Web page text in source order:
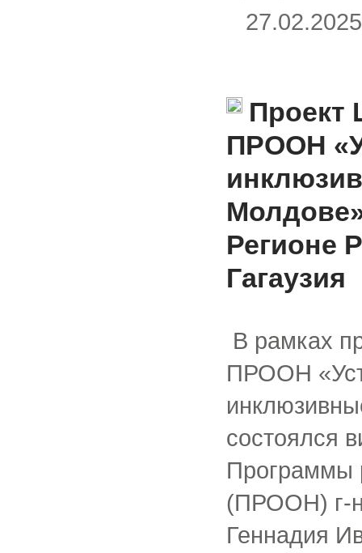
Проект
ПРООН
Регионе
Гагаузия
В рамках
ПРООН
состоялся
Программы
(ПРООН) г-
Геннадия